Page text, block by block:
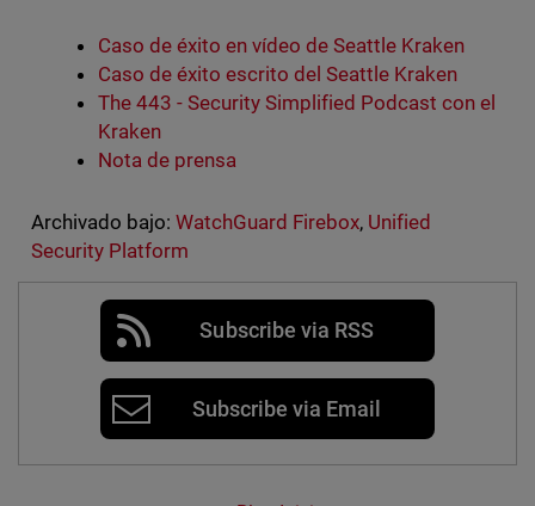
Caso de éxito en vídeo de Seattle Kraken
Caso de éxito escrito del Seattle Kraken
The 443 - Security Simplified Podcast con el
Kraken
Nota de prensa
Archivado bajo: WatchGuard Firebox, Unified
Security Platform
Subscribe via RSS
Subscribe via Email